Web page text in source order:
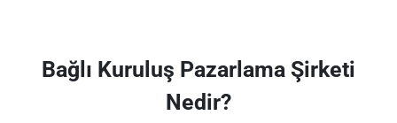
Bağlı Kuruluş Pazarlama Şirketi
Nedir?